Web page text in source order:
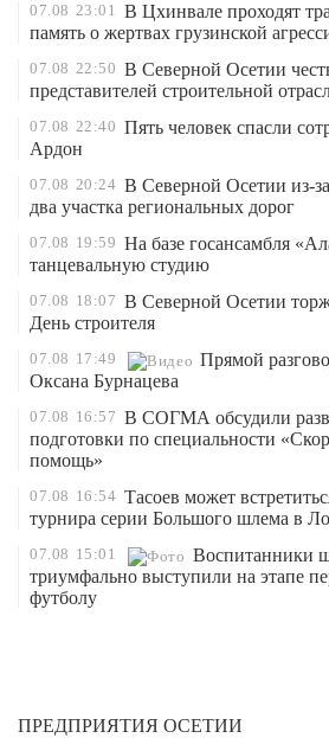
07.08 23:01 В Цхинвале проходят
память о жертвах грузинской
07.08 22:50 В Северной Осетии
представителей строительной
07.08 22:40 Пять человек спасли
Ардон
07.08 20:24 В Северной Осетии из-
два участка региональных дорог
07.08 19:59 На базе госансамбля
танцевальную студию
07.08 18:07 В Северной Осетии
День строителя
07.08 17:49
Прямой
Оксана Бурнацева
07.08 16:57 В СОГМА обсудили
подготовки по специальности
помощь»
07.08 16:54 Тасоев может
турнира серии Большого шлема в
07.08 15:01
Воспитанники
триумфально выступили на этапе
футболу
ПРЕДПРИЯТИЯ ОСЕТИИ